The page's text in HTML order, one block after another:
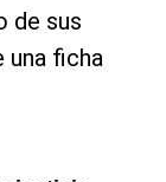
de sus
una ficha